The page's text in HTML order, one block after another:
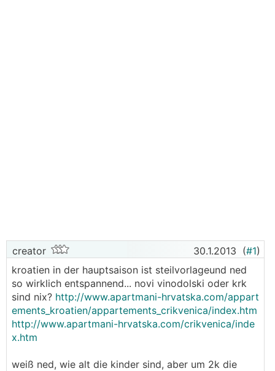
creator 30.1.2013 (#1)
kroatien in der hauptsaison ist steilvorlageund ned
so wirklich entspannend... novi vinodolski oder krk
sind nix? http://www.apartmani-hrvatska.com/appart
ements_kroatien/appartements_crikvenica/index.htm
http://www.apartmani-hrvatska.com/crikvenica/inde
x.htm
weiß ned, wie alt die kinder sind, aber um 2k die